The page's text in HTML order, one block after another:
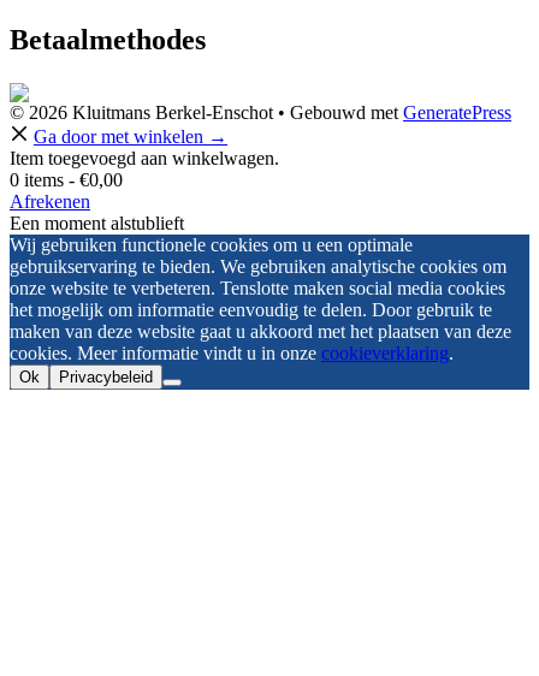
Betaalmethodes
© 2026 Kluitmans Berkel-Enschot • Gebouwd met GeneratePress
Ga door met winkelen →
Item toegevoegd aan winkelwagen.
0 items - €0,00
Afrekenen
Een moment alstublieft
Wij gebruiken functionele cookies om u een optimale
gebruikservaring te bieden. We gebruiken analytische cookies om
onze website te verbeteren. Tenslotte maken social media cookies
het mogelijk om informatie eenvoudig te delen. Door gebruik te
maken van deze website gaat u akkoord met het plaatsen van deze
cookies. Meer informatie vindt u in onze cookieverklaring.
Ok Privacybeleid